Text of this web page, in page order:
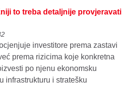
to treba detaljnije provjeravati
investitore prema zastavi
prema rizicima koje konkretna
po njenu ekonomsku
infrastrukturu i stratešku